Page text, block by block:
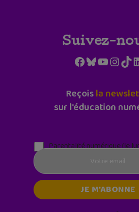
Suivez-
Facebook
Bluesky
Reçoisla
sur l'éducation
Parentalité numérique (le